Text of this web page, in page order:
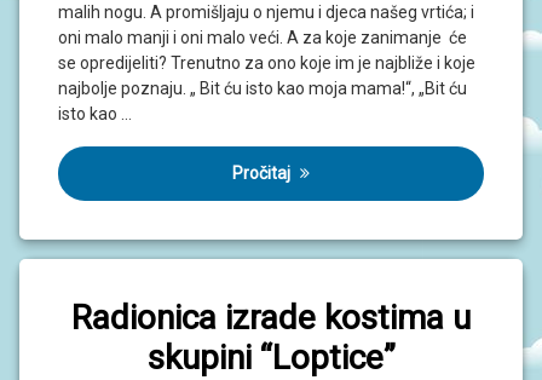
malih nogu. A promišljaju o njemu i djeca našeg vrtića; i
oni malo manji i oni malo veći. A za koje zanimanje će
se opredijeliti? Trenutno za ono koje im je najbliže i koje
najbolje poznaju. „ Bit ću isto kao moja mama!“, „Bit ću
isto kao …
Pročitaj
Radionica izrade kostima u
skupini “Loptice”